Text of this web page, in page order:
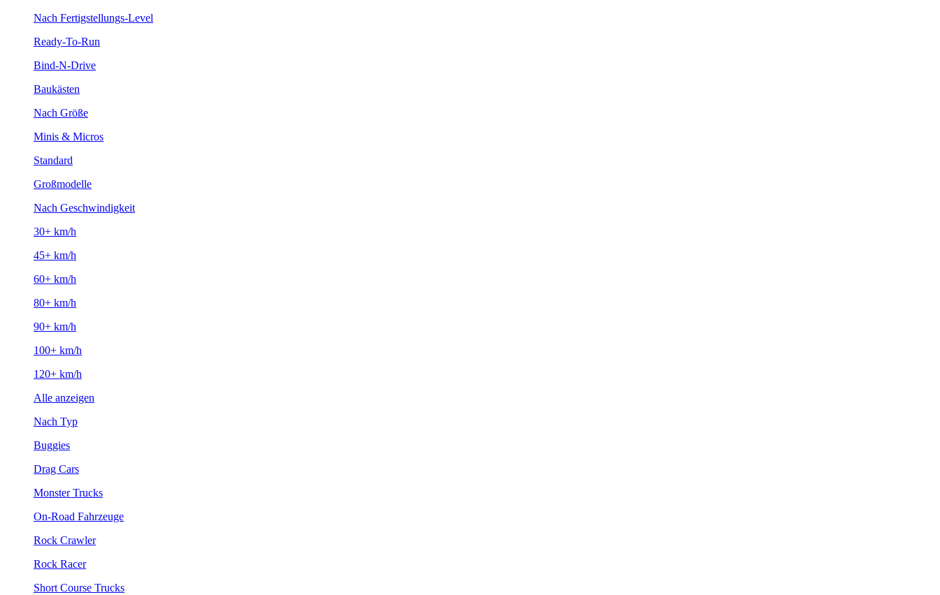
Nach Fertigstellungs-Level
Ready-To-Run
Bind-N-Drive
Baukästen
Nach Größe
Minis & Micros
Standard
Großmodelle
Nach Geschwindigkeit
30+ km/h
45+ km/h
60+ km/h
80+ km/h
90+ km/h
100+ km/h
120+ km/h
Alle anzeigen
Nach Typ
Buggies
Drag Cars
Monster Trucks
On-Road Fahrzeuge
Rock Crawler
Rock Racer
Short Course Trucks